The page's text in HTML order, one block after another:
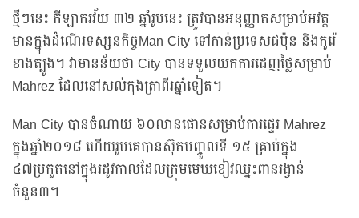
ថ្មីៗនេះ កីឡាករវ័យ ៣២ ឆ្នាំរូបនេះ ត្រូវបានអនុញ្ញាតសម្រាប់អវត្ត
មានក្នុងដំណើរទស្សនកិច្ចMan City ទៅកាន់ប្រទេសជប៉ុន និងកូរ៉េ
ខាងត្បូង។ វាមានន័យថា City បានទទួលយកការដេញថ្លៃសម្រាប់
Mahrez ដែលនៅសល់កុងត្រាពីរឆ្នាំទៀត។
Man City បានចំណាយ ៦០លានផោនសម្រាប់ការផ្ទេរ Mahrez
ក្នុងឆ្នាំ២០១៨ ហើយរូបគេបានស៊ុតបញ្ចូលទី ១៥ គ្រាប់ក្នុង
៤៧ប្រកួតនៅក្នុងរដូវកាលដែលក្រុមមេឃខៀវឈ្នះពានរង្វាន់
ចំនួន៣។